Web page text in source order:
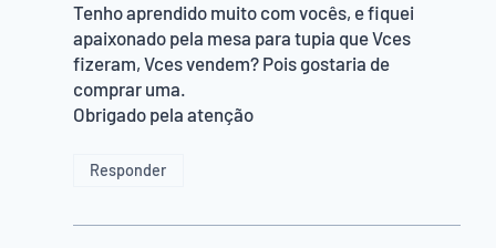
Tenho aprendido muito com vocês, e fiquei
apaixonado pela mesa para tupia que Vces
fizeram, Vces vendem? Pois gostaria de
comprar uma.
Obrigado pela atenção
Responder